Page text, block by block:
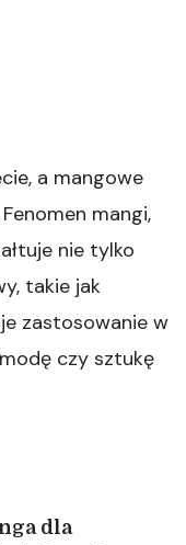
a mangowe
mangi,
nie tylko
takie jak
zastosowanie w
czy sztukę
dla